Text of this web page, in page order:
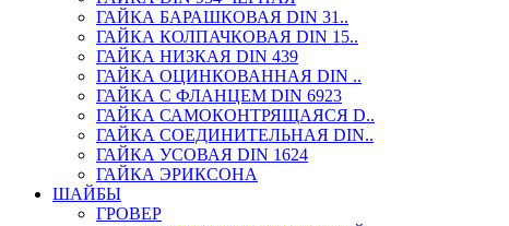
ГАЙКА БАРАШКОВАЯ DIN 31..
ГАЙКА КОЛПАЧКОВАЯ DIN 15..
ГАЙКА НИЗКАЯ DIN 439
ГАЙКА ОЦИНКОВАННАЯ DIN ..
ГАЙКА С ФЛАНЦЕМ DIN 6923
ГАЙКА САМОКОНТРЯЩАЯСЯ D..
ГАЙКА СОЕДИНИТЕЛЬНАЯ DIN..
ГАЙКА УСОВАЯ DIN 1624
ГАЙКА ЭРИКСОНА
ШАЙБЫ
ГРОВЕР